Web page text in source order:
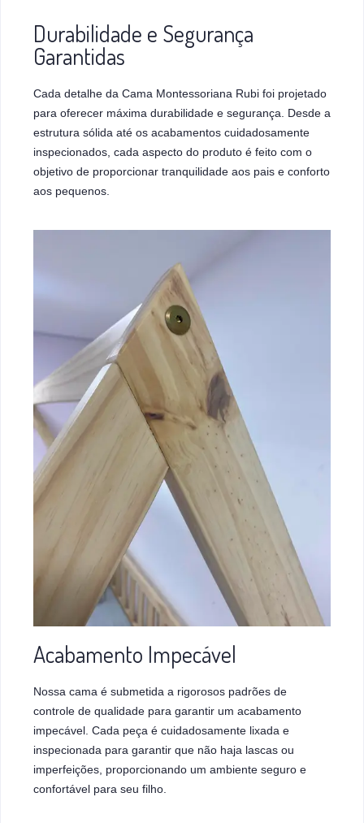
Durabilidade e Segurança
Garantidas
Cada detalhe da Cama Montessoriana Rubi foi projetado
para oferecer máxima durabilidade e segurança. Desde a
estrutura sólida até os acabamentos cuidadosamente
inspecionados, cada aspecto do produto é feito com o
objetivo de proporcionar tranquilidade aos pais e conforto
aos pequenos.
Acabamento Impecável
Nossa cama é submetida a rigorosos padrões de
controle de qualidade para garantir um acabamento
impecável. Cada peça é cuidadosamente lixada e
inspecionada para garantir que não haja lascas ou
imperfeições, proporcionando um ambiente seguro e
confortável para seu filho.